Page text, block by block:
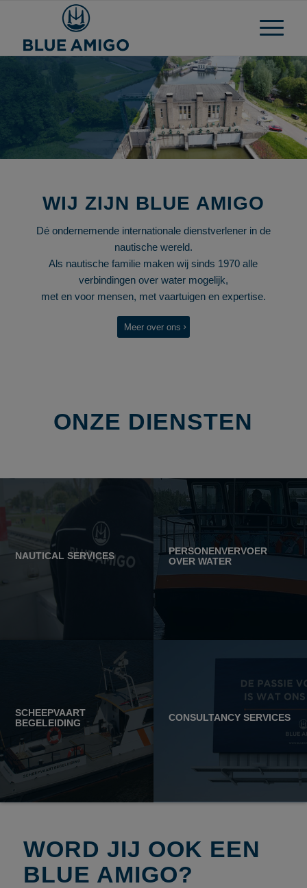
WIJ ZIJN BLUE AMIGO
Dé ondernemende internationale dienstverlener in de
nautische wereld.
Als nautische familie maken wij sinds 1970 alle
verbindingen over water mogelijk,
met en voor mensen, met vaartuigen en expertise.
Meer over ons
ONZE DIENSTEN
NAUTICAL SERVICES
PERSONENVERVOER
OVER WATER
SCHEEPVAART
BEGELEIDING
CONSULTANCY SERVICES
WORD JIJ OOK EEN
BLUE AMIGO?